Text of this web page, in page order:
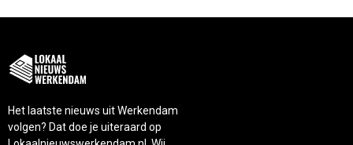
Het laatste nieuws uit Werkendam
volgen? Dat doe je uiteraard op